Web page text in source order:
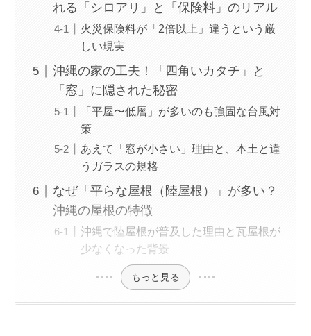
れる「シロアリ」と「保険料」のリアル
火災保険料が「2倍以上」違うという厳
しい現実
沖縄の家の工夫！「四角いカタチ」と
「窓」に隠された秘密
「平屋〜低層」が多いのも強固な台風対
策
あえて「窓が小さい」理由と、本土と違
うガラスの規格
なぜ「平らな屋根（陸屋根）」が多い？
沖縄の屋根の特徴
沖縄で陸屋根が普及した理由と瓦屋根が
少なくなった背景
もっと見る